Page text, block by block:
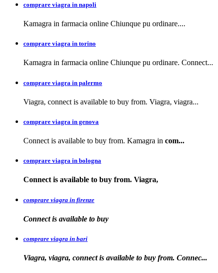
comprare viagra in napoli
Kamagra in farmacia online Chiunque pu ordinare....
comprare viagra in torino
Kamagra in farmacia online Chiunque pu ordinare. Connect...
comprare viagra in palermo
Viagra, connect is available to buy from. Viagra, viagra...
comprare viagra in genova
Connect is available to buy from. Kamagra in com...
comprare viagra in bologna
Connect is available to buy from. Viagra,
comprare viagra in firenze
Connect is available to buy
comprare viagra in bari
Viagra, viagra, connect is available to buy from. Connec...